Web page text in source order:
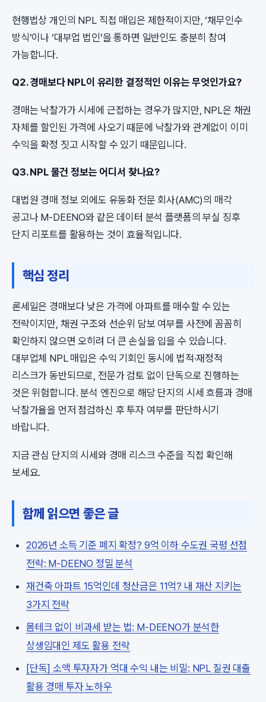
현행법상 개인의 NPL 직접 매입은 제한적이지만, ‘채무인수
방식’이나 ‘대부업 법인’을 통하면 일반인도 충분히 참여
가능합니다.
Q2. 경매보다 NPL이 유리한 결정적인 이유는 무엇인가요?
경매는 낙찰가가 시세에 근접하는 경우가 많지만, NPL은 채권
자체를 할인된 가격에 사오기 때문에 낙찰가와 관계없이 이미
수익을 확정 짓고 시작할 수 있기 때문입니다.
Q3. NPL 물건 정보는 어디서 찾나요?
대법원 경매 정보 외에도 유동화 전문 회사(AMC)의 매각
공고나 M-DEENO와 같은 데이터 분석 플랫폼의 부실 징후
단지 리포트를 활용하는 것이 효율적입니다.
핵심 정리
론세일은 경매보다 낮은 가격에 아파트를 매수할 수 있는
전략이지만, 채권 구조와 선순위 담보 여부를 사전에 꼼꼼히
확인하지 않으면 오히려 더 큰 손실을 입을 수 있습니다.
대부업체 NPL 매입은 수익 기회인 동시에 법적·재정적
리스크가 동반되므로, 전문가 검토 없이 단독으로 진행하는
것은 위험합니다. 분석 엔진으로 해당 단지의 시세 흐름과 경매
낙찰가율을 먼저 점검하신 후 투자 여부를 판단하시기
바랍니다.
지금 관심 단지의 시세와 경매 리스크 수준을 직접 확인해
보세요.
함께 읽으면 좋은 글
2026년 소득 기준 폐지 확정? 9억 이하 수도권 국평 선점
전략: M-DEENO 정밀 분석
재건축 아파트 15억인데 청산금은 11억? 내 재산 지키는
3가지 전략
몸테크 없이 비과세 받는 법: M-DEENO가 분석한
상생임대인 제도 활용 전략
[단독] 소액 투자자가 억대 수익 내는 비밀: NPL 질권 대출
활용 경매 투자 노하우